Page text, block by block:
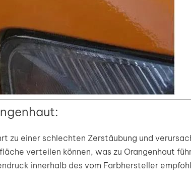
zu einer schlechten Zerstäubung und
verteilen können, was zu Orangenhaut
innerhalb des vom Farbhersteller